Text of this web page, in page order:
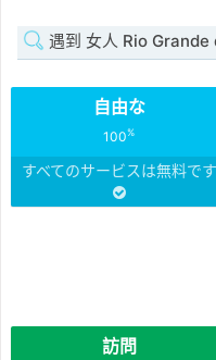
遇到 女人 Rio
自由な
100%
すべてのサービスは無料です
訪問